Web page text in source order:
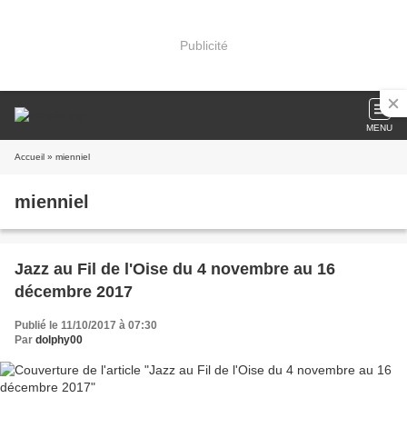
Publicité
MENU
Accueil » mienniel
mienniel
Jazz au Fil de l'Oise du 4 novembre au 16
décembre 2017
Publié le 11/10/2017 à 07:30
Par dolphy00